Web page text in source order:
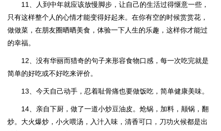
11、人到中年就应该放慢脚步，让自己的生活过得惬意一些，
只有这样整个人的心情才能变得好起来。在你有空的时候赏赏花，
做做菜，在朋友圈晒晒美食，体验一下人生的乐趣，这样你才能过
的幸福。
12、没有华丽而猎奇的句子来形容食物口感，每一次吃完就是
简单的好吃或不好吃来评价。
13、今天自己动手，忍着耻骨痛也要做饭吃，简单健康美味。
14、亲自下厨，做了一道小炒豆油皮。炝锅，加料，颠锅，翻
炒。大火爆炒，小火喂汤，入汁入味，清香可口，刀功火候都是出